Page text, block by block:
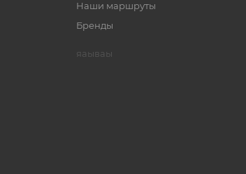
Наши маршруты
Бренды
яаываы